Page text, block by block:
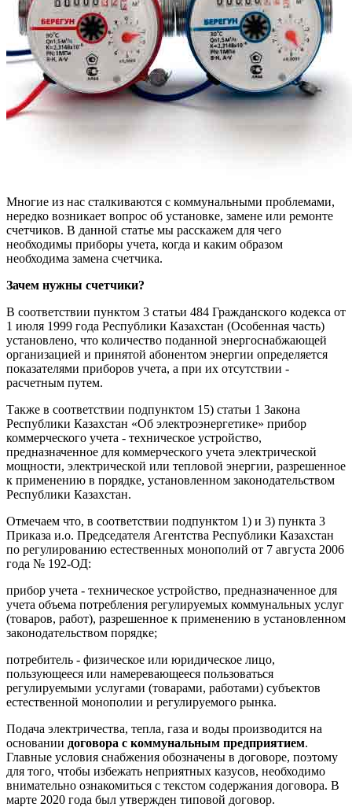
Многие из нас сталкиваются с коммунальными проблемами,
нередко возникает вопрос об установке, замене или ремонте
счетчиков. В данной статье мы расскажем для чего
необходимы приборы учета, когда и каким образом
необходима замена счетчика.
Зачем нужны счетчики?
В соответствии пунктом 3 статьи 484 Гражданского кодекса от
1 июля 1999 года Республики Казахстан (Особенная часть)
установлено, что количество поданной энергоснабжающей
организацией и принятой абонентом энергии определяется
показателями приборов учета, а при их отсутствии -
расчетным путем.
Также в соответствии подпунктом 15) статьи 1 Закона
Республики Казахстан «Об электроэнергетике» прибор
коммерческого учета - техническое устройство,
предназначенное для коммерческого учета электрической
мощности, электрической или тепловой энергии, разрешенное
к применению в порядке, установленном законодательством
Республики Казахстан.
Отмечаем что, в соответствии подпунктом 1) и 3) пункта 3
Приказа и.о. Председателя Агентства Республики Казахстан
по регулированию естественных монополий от 7 августа 2006
года № 192-ОД:
прибор учета - техническое устройство, предназначенное для
учета объема потребления регулируемых коммунальных услуг
(товаров, работ), разрешенное к применению в установленном
законодательством порядке;
потребитель - физическое или юридическое лицо,
пользующееся или намеревающееся пользоваться
регулируемыми услугами (товарами, работами) субъектов
естественной монополии и регулируемого рынка.
Подача электричества, тепла, газа и воды производится на
основании договора с коммунальным предприятием.
Главные условия снабжения обозначены в договоре, поэтому
для того, чтобы избежать неприятных казусов, необходимо
внимательно ознакомиться с текстом содержания договора. В
марте 2020 года был утвержден типовой договор.